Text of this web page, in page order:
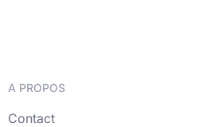
A PROPOS
Contact